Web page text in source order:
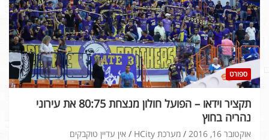
ספורט
תקציר וידאו – הפועל חולון מנצחת 80:75 את עירוני
נהריה בחוץ
אוקטובר 16, 2016 מערכת HCity אין עדיין טוקבקים